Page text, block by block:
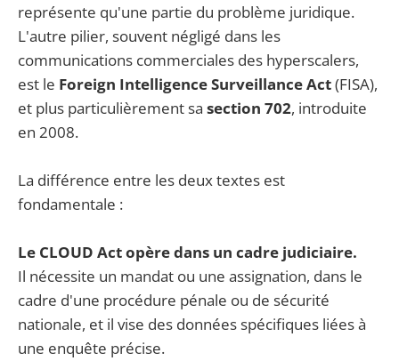
représente qu'une partie du problème juridique.
L'autre pilier, souvent négligé dans les
communications commerciales des hyperscalers,
est le Foreign Intelligence Surveillance Act(FISA),
et plus particulièrement sa section 702, introduite
en 2008.
La différence entre les deux textes est
fondamentale :
Le CLOUD Act opère dans un cadre judiciaire.
Il nécessite un mandat ou une assignation, dans le
cadre d'une procédure pénale ou de sécurité
nationale, et il vise des données spécifiques liées à
une enquête précise.